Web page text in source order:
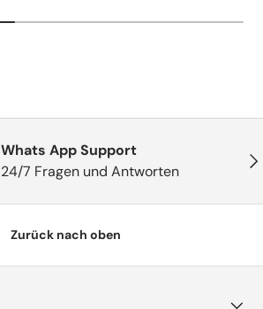
Whats App Support
24/7 Fragen und Antworten
Zurück nach oben